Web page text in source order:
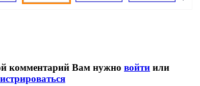
комментарий Вам нужно войти или